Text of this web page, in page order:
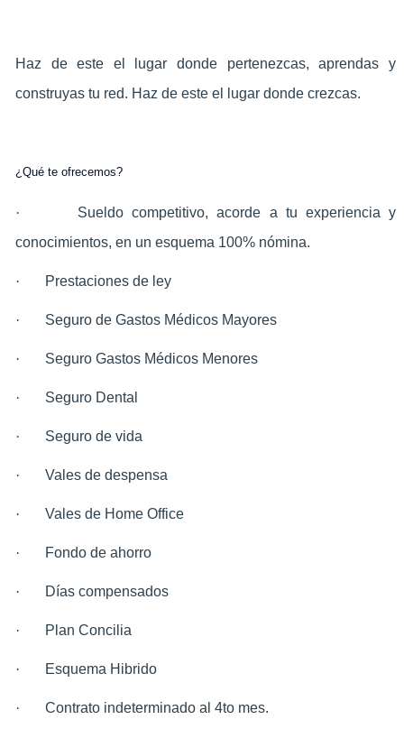
Haz de este el lugar donde pertenezcas, aprendas y
construyas tu red. Haz de este el lugar donde crezcas.
¿Qué te ofrecemos?
·
Sueldo competitivo, acorde a tu experiencia y
conocimientos, en un esquema 100% nómina.
· Prestaciones de ley
· Seguro de Gastos Médicos Mayores
· Seguro Gastos Médicos Menores
· Seguro Dental
· Seguro de vida
· Vales de despensa
· Vales de Home Office
· Fondo de ahorro
· Días compensados
· Plan Concilia
· Esquema Hibrido
· Contrato indeterminado al 4to mes.